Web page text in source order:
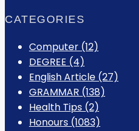
CATEGORIES
Computer (12)
DEGREE (4)
English Article (27)
GRAMMAR (138)
Health Tips (2)
Honours (1083)